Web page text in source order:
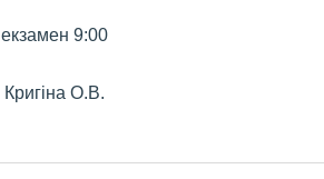
екзамен 9:00
Кригіна О.В.